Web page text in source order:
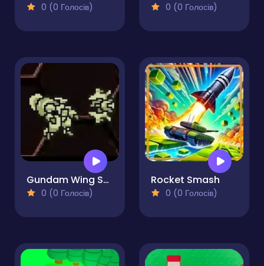
0 (0 Голосів) 0 (0 Голосів)
Gundam Wing Space Emperor
0 (0 Голосів)
Rocket Smash
0 (0 Голосів)